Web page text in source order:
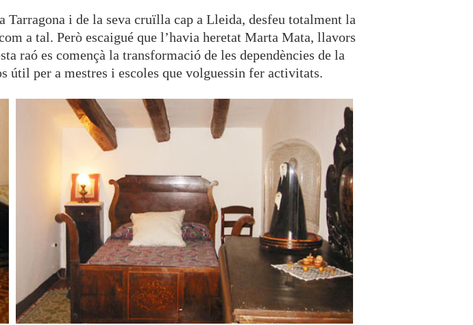
Tarragona i de la seva cruïlla cap a Lleida, desfeu totalment la
a tal. Però escaigué que l’havia heretat Marta Mata, llavors
raó es començà la transformació de les dependències de la
útil per a mestres i escoles que volguessin fer activitats.